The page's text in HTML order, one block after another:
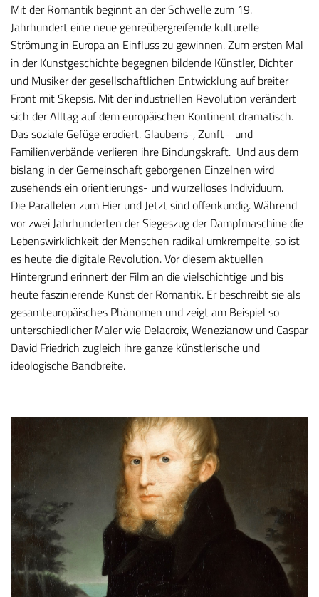
Mit der Romantik beginnt an der Schwelle zum 19.
Jahrhundert eine neue genreübergreifende kulturelle
Strömung in Europa an Einfluss zu gewinnen. Zum ersten Mal
in der Kunstgeschichte begegnen bildende Künstler, Dichter
und Musiker der gesellschaftlichen Entwicklung auf breiter
Front mit Skepsis. Mit der industriellen Revolution verändert
sich der Alltag auf dem europäischen Kontinent dramatisch.
Das soziale Gefüge erodiert. Glaubens-, Zunft- und
Familienverbände verlieren ihre Bindungskraft. Und aus dem
bislang in der Gemeinschaft geborgenen Einzelnen wird
zusehends ein orientierungs- und wurzelloses Individuum.
Die Parallelen zum Hier und Jetzt sind offenkundig. Während
vor zwei Jahrhunderten der Siegeszug der Dampfmaschine die
Lebenswirklichkeit der Menschen radikal umkrempelte, so ist
es heute die digitale Revolution. Vor diesem aktuellen
Hintergrund erinnert der Film an die vielschichtige und bis
heute faszinierende Kunst der Romantik. Er beschreibt sie als
gesamteuropäisches Phänomen und zeigt am Beispiel so
unterschiedlicher Maler wie Delacroix, Wenezianow und Caspar
David Friedrich zugleich ihre ganze künstlerische und
ideologische Bandbreite.